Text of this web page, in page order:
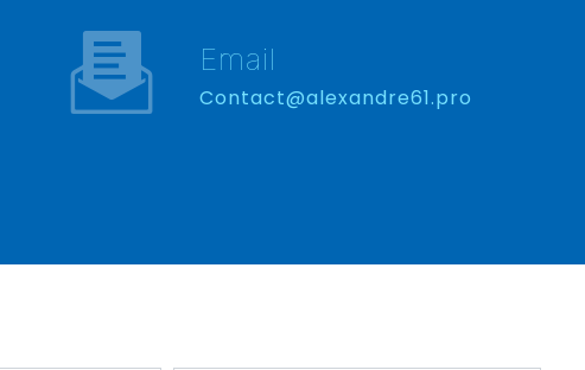
Email
contact@alexandre61.pro